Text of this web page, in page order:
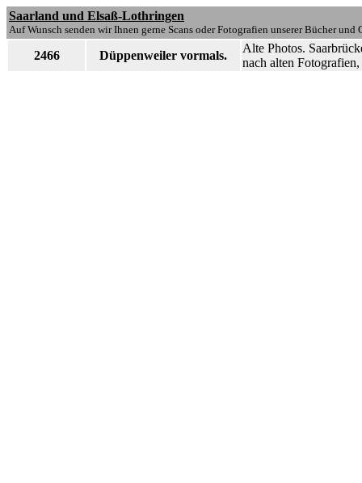
Saarland und Elsaß-Lothringen
Auf Wunsch senden wir Ihnen gerne Scans oder Fotografien unserer Bücher und
2466 Düppenweiler vormals.
Alte Photos.
nach alten